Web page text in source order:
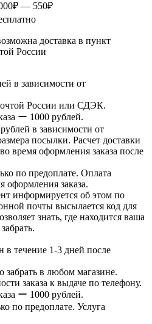
— 550₽
доставка в пункт
России
в зависимости от
России или СДЭК.
ー 1000 рублей.
в зависимости от
посылки. Расчет доставки
время оформления заказа после
по предоплате. Оплата
оформления заказа.
информируется об этом по
почты высылается код для
знать, где находится ваша
в течение 1-3 дней после
забрать в любом магазине.
заказа к выдаче по телефону.
ー 1000 рублей.
по предоплате. Услуга